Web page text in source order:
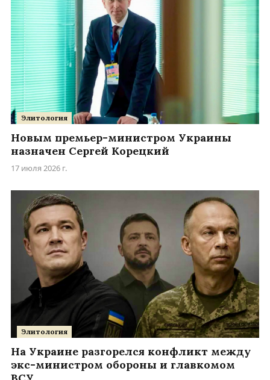
Элитология
Новым премьер-министром Украины
назначен Сергей Корецкий
17 июля 2026 г.
Элитология
На Украине разгорелся конфликт между
экс-министром обороны и главкомом